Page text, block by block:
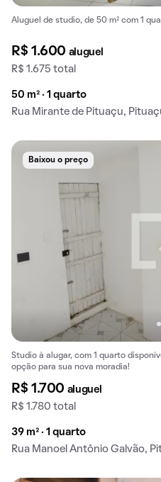
Aluguel de studio, de 50 m² com 1
R$ 1.600 aluguel
R$ 1.675 total
50 m² · 1 quarto
Rua Mirante de Pituaçu,
Baixou o preço
Studio à alugar, com 1 quarto
opção para sua nova moradia!
R$ 1.700 aluguel
R$ 1.780 total
39 m² · 1 quarto
Rua Manoel Antônio Galvão,